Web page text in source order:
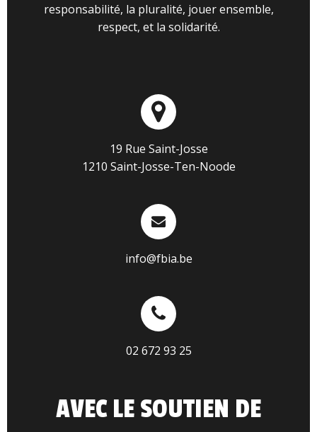
responsabilité, la pluralité, jouer ensemble,
respect, et la solidarité.
19 Rue Saint-Josse
1210 Saint-Josse-Ten-Noode
info@fbia.be
02 672 93 25
AVEC LE SOUTIEN DE